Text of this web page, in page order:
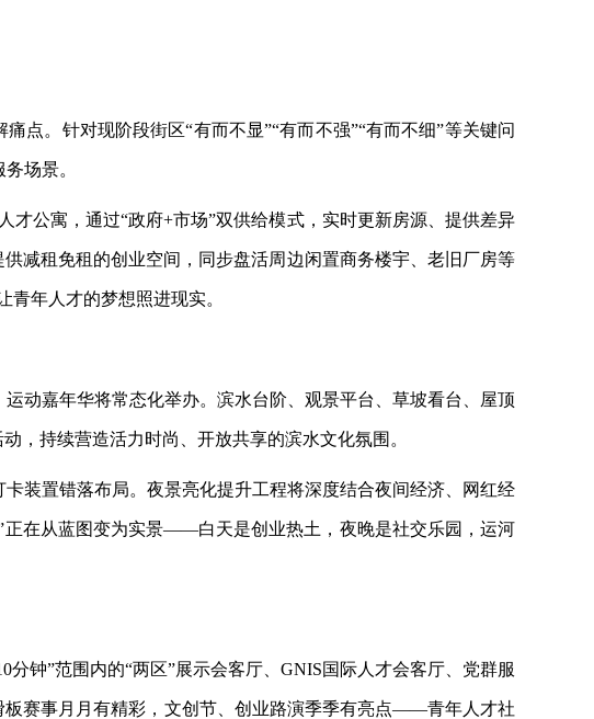
点。针对现阶段街区“有而不显”“有而不强”“有而不细”等关键问
场景。
才公寓，通过“政府+市场”双供给模式，实时更新房源、提供差异
减租免租的创业空间，同步盘活周边闲置商务楼宇、老旧厂房等
青年人才的梦想照进现实。
动嘉年华将常态化举办。滨水台阶、观景平台、草坡看台、屋顶
，持续营造活力时尚、开放共享的滨水文化氛围。
装置错落布局。夜景亮化提升工程将深度结合夜间经济、网红经
正在从蓝图变为实景——白天是创业热土，夜晚是社交乐园，运河
分钟”范围内的“两区”展示会客厅、GNIS国际人才会客厅、党群服
板赛事月月有精彩，文创节、创业路演季季有亮点——青年人才社